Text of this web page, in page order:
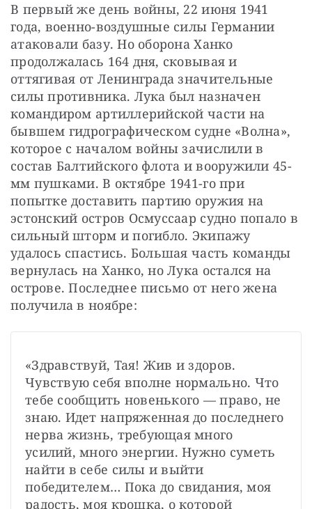
В первый же день войны, 22 июня 1941
года, военно-воздушные силы Германии
атаковали базу. Но оборона Ханко
продолжалась 164 дня, сковывая и
оттягивая от Ленинграда значительные
силы противника. Лука был назначен
командиром артиллерийской части на
бывшем гидрографическом судне «Волна»,
которое с началом войны зачислили в
состав Балтийского флота и вооружили 45-
мм пушками. В октябре 1941-го при
попытке доставить партию оружия на
эстонский остров Осмуссаар судно попало в
сильный шторм и погибло. Экипажу
удалось спастись. Большая часть команды
вернулась на Ханко, но Лука остался на
острове. Последнее письмо от него жена
получила в ноябре:
«Здравствуй, Тая! Жив и здоров.
Чувствую себя вполне нормально. Что
тебе сообщить новенького — право, не
знаю. Идет напряженная до последнего
нерва жизнь, требующая много
усилий, много энергии. Нужно суметь
найти в себе силы и выйти
победителем… Пока до свидания, моя
радость, моя крошка, о которой